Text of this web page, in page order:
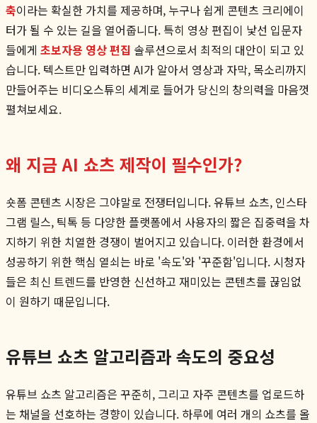
축이라는 확실한 가치를 제공하며, 누구나 쉽게 콘텐츠 크리에이
터가 될 수 있는 길을 열어줍니다. 특히 영상 편집이 낯선 입문자
들에게 초보자용 영상 편집 솔루션으로서 최적의 대안이 되고 있
습니다. 텍스트만 입력하면 AI가 알아서 영상과 자막, 목소리까지
만들어주는 비디오스튜의 세계로 들어가 당신의 창의력을 마음껏
펼쳐보세요.
왜 지금 AI 쇼츠 제작이 필수인가?
숏폼 콘텐츠 시장은 그야말로 전쟁터입니다. 유튜브 쇼츠, 인스타
그램 릴스, 틱톡 등 다양한 플랫폼에서 사용자의 짧은 집중력을 차
지하기 위한 치열한 경쟁이 벌어지고 있습니다. 이러한 환경에서
성공하기 위한 핵심 열쇠는 바로 '속도'와 '꾸준함'입니다. 시청자
들은 최신 트렌드를 반영한 신선하고 재미있는 콘텐츠를 끊임없
이 원하기 때문입니다.
유튜브 쇼츠 알고리즘과 속도의 중요성
유튜브 쇼츠 알고리즘은 꾸준히, 그리고 자주 콘텐츠를 업로드하
는 채널을 선호하는 경향이 있습니다. 하루에 여러 개의 쇼츠를 올